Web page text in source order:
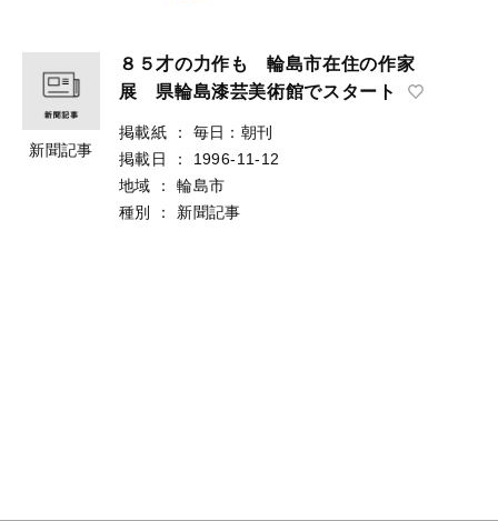
新聞記事
８５才の力作も 輪島市在住の作家
展 県輪島漆芸美術館でスタート
掲載紙 ：
毎日：朝刊
掲載日
：
1996-11-12
地域
：
輪島市
種別
： 新聞記事